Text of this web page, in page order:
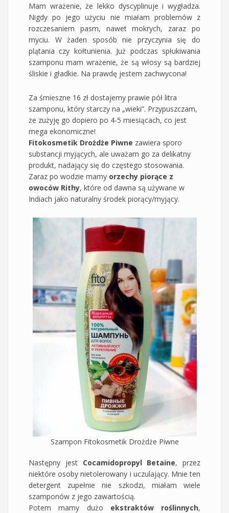
Mam wrażenie, że lekko dyscyplinuje i wygładza.
Nigdy po jego użyciu nie miałam problemów z
rozczesaniem pasm, nawet mokrych, zaraz po
myciu. W żaden sposób nie przyczynia się do
plątania czy kołtunienia. Już podczas spłukiwania
szamponu mam wrażenie, że są włosy są bardziej
śliskie i gładkie. Na prawdę jestem zachwycona!
Za śmieszne 16 zł dostajemy prawie pół litra
szamponu, który starczy na „wieki”. Przypuszczam,
że zużyję go dopiero po 4-5 miesiącach, co jest
mega ekonomiczne!
Fitokosmetik Drożdże Piwne zawiera sporo
substancji myjących, ale uważam go za delikatny
produkt, nadający się do częstego stosowania.
Zaraz po wodzie mamy orzechy piorące z
owoców Rithy, które od dawna są używane w
Indiach jako naturalny środek piorący/myjący.
Szampon Fitokosmetik Drożdże Piwne
Następny jest Cocamidopropyl Betaine, przez
niektóre osoby nietolerowany i uczulający. Mnie ten
detergent zupełnie nie szkodzi, miałam wiele
szamponów z jego zawartością.
Potem mamy dużo ekstraktów roślinnych,